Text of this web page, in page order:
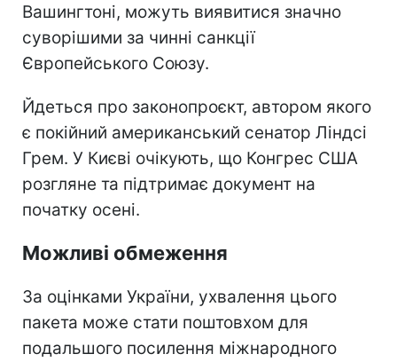
Вашингтоні, можуть виявитися значно
суворішими за чинні санкції
Європейського Союзу.
Йдеться про законопроєкт, автором якого
є покійний американський сенатор Ліндсі
Грем. У Києві очікують, що Конгрес США
розгляне та підтримає документ на
початку осені.
Можливі обмеження
За оцінками України, ухвалення цього
пакета може стати поштовхом для
подальшого посилення міжнародного